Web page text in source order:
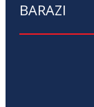
BARAZI